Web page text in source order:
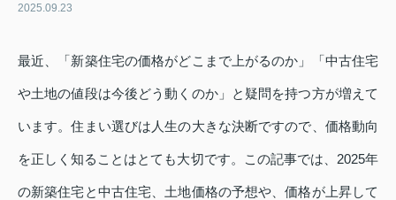
2025.09.23
最近、「新築住宅の価格がどこまで上がるのか」「中古住宅
や土地の値段は今後どう動くのか」と疑問を持つ方が増えて
います。住まい選びは人生の大きな決断ですので、価格動向
を正しく知ることはとても大切です。この記事では、2025年
の新築住宅と中古住宅、土地価格の予想や、価格が上昇して